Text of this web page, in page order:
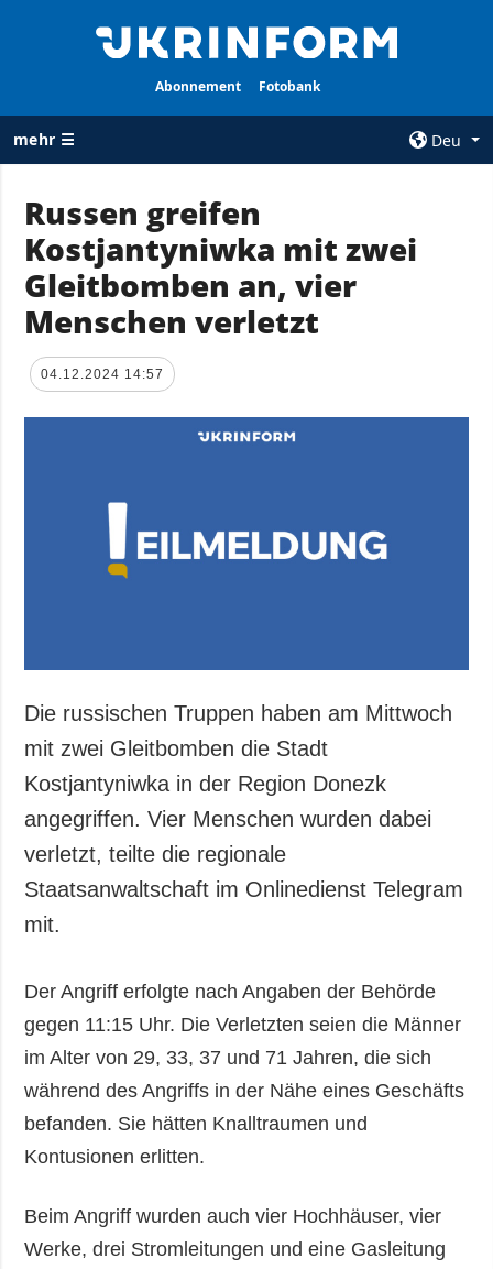
Abonnement Fotobank
mehr ☰
Deu
ALLE
RUBRIKEN
Krieg
Wiederaufbau
der Ukraine
Politik
Gesellschaft und
AGENTUR
Über uns
Kontakte
ZUSÄTZLICH
Veröffentlichungen
Interview
Fotos
Video
LEISTUNGEN
Abonnement
Fotobank
Russen greifen
Kostjantyniwka mit zwei
Gleitbomben an, vier
Menschen verletzt
04.12.2024 14:57
Die russischen Truppen haben am Mittwoch
mit zwei Gleitbomben die Stadt
Kostjantyniwka in der Region Donezk
angegriffen. Vier Menschen wurden dabei
verletzt, teilte die regionale
Staatsanwaltschaft im Onlinedienst Telegram
mit.
Der Angriff erfolgte nach Angaben der Behörde
gegen 11:15 Uhr. Die Verletzten seien die Männer
im Alter von 29, 33, 37 und 71 Jahren, die sich
während des Angriffs in der Nähe eines Geschäfts
befanden. Sie hätten Knalltraumen und
Kontusionen erlitten.
Beim Angriff wurden auch vier Hochhäuser, vier
Werke, drei Stromleitungen und eine Gasleitung